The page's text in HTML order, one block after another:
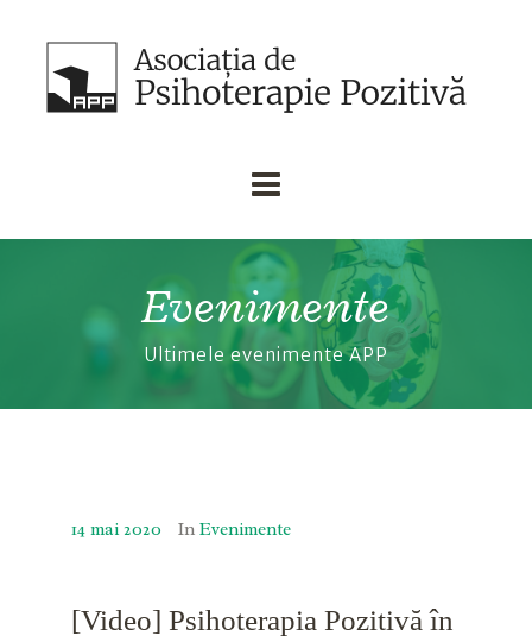
Evenimente
Ultimele evenimente APP
14 mai 2020 In Evenimente
[Video] Psihoterapia Pozitivă în